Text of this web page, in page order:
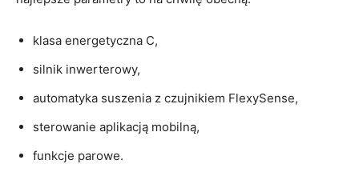
klasa energetyczna C,
silnik inwerterowy,
automatyka suszenia z czujnikiem FlexySense,
sterowanie aplikacją mobilną,
funkcje parowe.